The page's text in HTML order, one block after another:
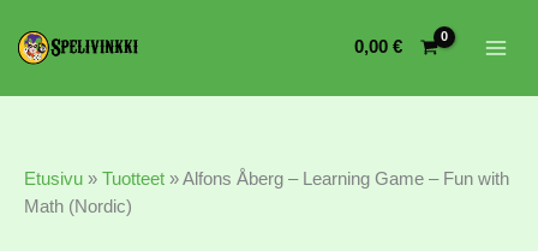
0,00 €
Etusivu » Tuotteet »Alfons Åberg – Learning Game – Fun with
Math (Nordic)